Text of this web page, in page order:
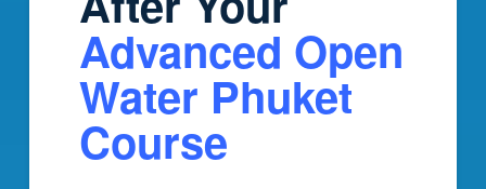
Advanced Open
Water Phuket
Course